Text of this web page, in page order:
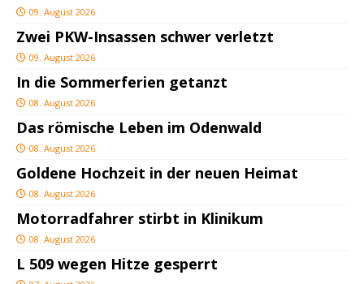
09. August 2026
Zwei PKW-Insassen schwer verletzt
09. August 2026
In die Sommerferien getanzt
08. August 2026
Das römische Leben im Odenwald
08. August 2026
Goldene Hochzeit in der neuen Heimat
08. August 2026
Motorradfahrer stirbt in Klinikum
08. August 2026
L 509 wegen Hitze gesperrt